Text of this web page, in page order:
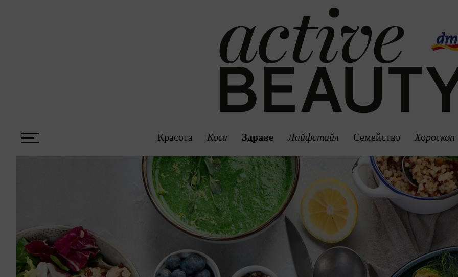
Красота Коса Здраве Лайфстайл Семейство Хороскоп